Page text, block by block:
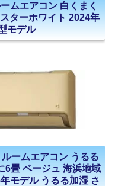
ムエアコン 白くまく
ターホワイト 2024年
モデル
ームエアコン うるる
6畳 ベージュ 海浜地域
モデル うるる加湿 さ